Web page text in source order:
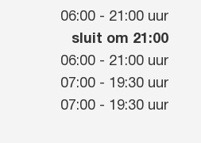
06:00 - 21:00 uur
sluit om 21:00
06:00 - 21:00 uur
07:00 - 19:30 uur
07:00 - 19:30 uur